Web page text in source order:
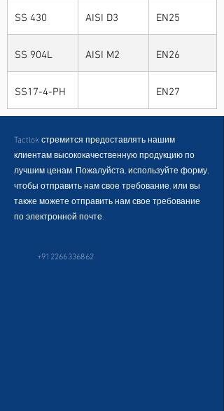
SS 430 AISI D3 EN25
SS 904L AISI M2 EN26
SS17-4-PH EN27
Tactlok стремится предоставлять нашим
клиентам высококачественную продукцию по
лучшим ценам. Пожалуйста, используйте форму,
чтобы отправить нам свое требование, или вы
также можете отправить нам свое требование
по электронной почте.
+912266336862